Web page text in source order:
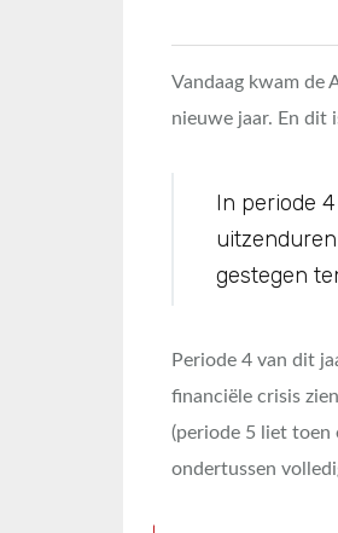
Vandaag kwam de
nieuwe jaar. En dit
In periode 4
gestegen
Periode 4 van dit
financiële crisis
(periode 5 liet toen
ondertussen